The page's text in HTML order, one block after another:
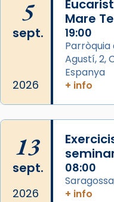
de Barcelona.
2 weeks ago
Aquest dilluns, 27
missa d’acció
comitè
del Sant Pare Lleó
L’arquebisbe de
Josep Omella, ha
concelebrat el
Mons. David
📸 Dr. G. Simón
5
sept.
2026
Mare
19:00
Parròquia
Agustí, 2,
Espanya
+ info
13
sept.
2026
08:00
+ info